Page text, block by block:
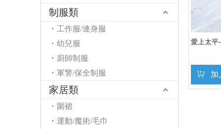
制服類
工作服/連身服
幼兒服
廚師制服
軍警/保全制服
家居類
圍裙
運動/魔術/毛巾
愛上太平
加